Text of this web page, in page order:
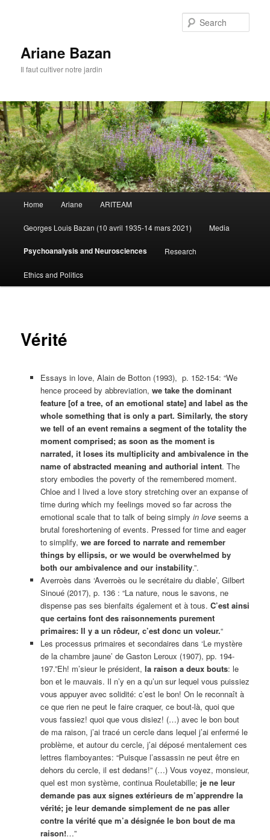
Ariane Bazan
Il faut cultiver notre jardin
Skip
to
primary
Home Ariane ARITEAM
Georges Louis Bazan (10 avril 1935-14 mars 2021) Media
Psychoanalysis and Neurosciences Research
Ethics and Politics
Vérité
Essays in love, Alain de Botton (1993), p. 152-154: “We
hence proceed by abbreviation, we take the dominant
feature [of a tree, of an emotional state] and label as the
whole something that is only a part. Similarly, the story
we tell of an event remains a segment of the totality the
moment comprised; as soon as the moment is
narrated, it loses its multiplicity and ambivalence in the
name of abstracted meaning and authorial intent. The
story embodies the poverty of the remembered moment.
Chloe and I lived a love story stretching over an expanse of
time during which my feelings moved so far across the
emotional scale that to talk of being simply in loveseems a
brutal foreshortening of events. Pressed for time and eager
to simplify, we are forced to narrate and remember
things by ellipsis, or we would be overwhelmed by
both our ambivalence and our instability.”.
Averroès dans ‘Averroès ou le secrétaire du diable’, Gilbert
Sinoué (2017), p. 136 : “La nature, nous le savons, ne
dispense pas ses bienfaits également et à tous. C’est ainsi
que certains font des raisonnements purement
primaires: Il y a un rôdeur, c’est donc un voleur.“
Les processus primaires et secondaires dans ‘Le mystère
de la chambre jaune’ de Gaston Leroux (1907), pp. 194-
197.”Eh! m’sieur le président, la raison a deux bouts: le
bon et le mauvais. Il n’y en a qu’un sur lequel vous puissiez
vous appuyer avec solidité: c’est le bon! On le reconnaît à
ce que rien ne peut le faire craquer, ce bout-là, quoi que
vous fassiez! quoi que vous disiez! (…) avec le bon bout
de ma raison, j’ai tracé un cercle dans lequel j’ai enfermé le
problème, et autour du cercle, j’ai déposé mentalement ces
lettres flamboyantes: “Puisque l’assassin ne peut être en
dehors du cercle, il est dedans!” (…) Vous voyez, monsieur,
quel est mon système, continua Rouletabille; je ne leur
demande pas aux signes extérieurs de m’apprendre la
vérité; je leur demande simplement de ne pas aller
contre la vérité que m’a désignée le bon bout de ma
raison!…”